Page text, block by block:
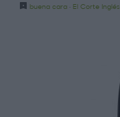
buena cara· El Corte Inglés